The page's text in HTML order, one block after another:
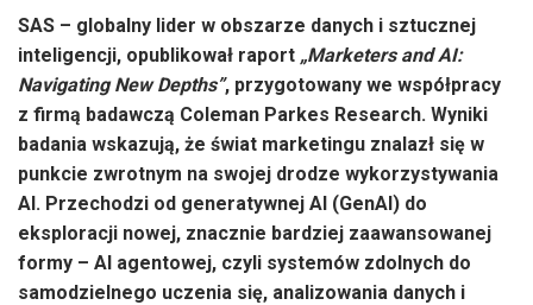
SAS – globalny lider w obszarze danych i sztucznej
inteligencji, opublikował raport „Marketers and AI:
Navigating New Depths”, przygotowany we współpracy
z firmą badawczą Coleman Parkes Research. Wyniki
badania wskazują, że świat marketingu znalazł się w
punkcie zwrotnym na swojej drodze wykorzystywania
AI. Przechodzi od generatywnej AI (GenAI) do
eksploracji nowej, znacznie bardziej zaawansowanej
formy – AI agentowej, czyli systemów zdolnych do
samodzielnego uczenia się, analizowania danych i